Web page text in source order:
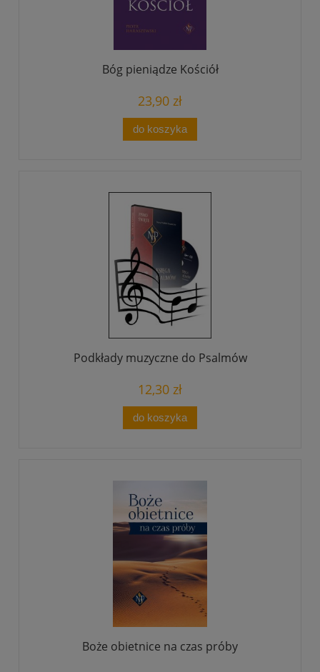
Bóg pieniądze Kościół
23,90 zł
do koszyka
Podkłady muzyczne do Psalmów
12,30 zł
do koszyka
Boże obietnice na czas próby